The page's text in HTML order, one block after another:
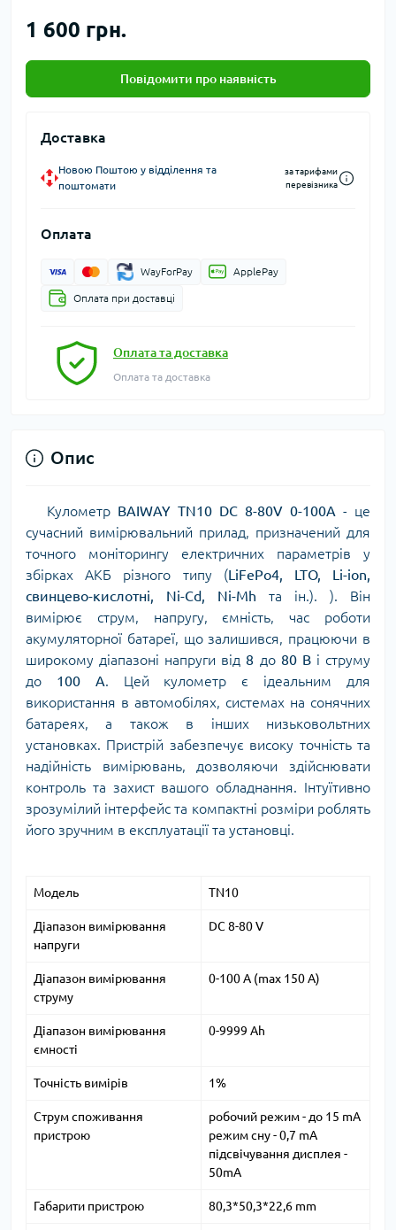
1 600 грн.
Повідомити про наявність
Доставка
Новою Поштою у відділення та
поштомати
за тарифами
перевізника
Оплата
WayForPay ApplePay
Оплата при доставці
Оплата та доставка
Оплата та доставка
Опис
Кулометр BAIWAY TN10 DC 8-80V 0-100A - це
сучасний вимірювальний прилад, призначений для
точного моніторингу електричних параметрів у
збірках АКБ різного типу (LiFePo4, LTO, Li-ion,
свинцево-кислотні, Ni-Cd, Ni-Mh та ін.). ). Він
вимірює струм, напругу, ємність, час роботи
акумуляторної батареї, що залишився, працюючи в
широкому діапазоні напруги від 8 до 80 Ві струму
до 100 А. Цей кулометр є ідеальним для
використання в автомобілях, системах на сонячних
батареях, а також в інших низьковольтних
установках. Пристрій забезпечує високу точність та
надійність вимірювань, дозволяючи здійснювати
контроль та захист вашого обладнання. Інтуїтивно
зрозумілий інтерфейс та компактні розміри роблять
його зручним в експлуатації та установці.
Модель TN10
Діапазон вимірювання
напруги
DC 8-80 V
Діапазон вимірювання
струму
0-100 A (max 150 A)
Діапазон вимірювання
ємності
0-9999 Ah
Точність вимірів 1%
Струм споживання
пристрою
робочий режим - до 15 mA
режим сну - 0,7 mA
підсвічування дисплея -
50mA
Габарити пристрою 80,3*50,3*22,6 mm